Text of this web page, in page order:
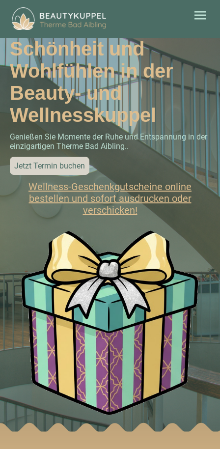
Schönheit und
Wohlfühlen in der
Beauty- und
Wellnesskuppel
Genießen Sie Momente der Ruhe und Entspannung in der
einzigartigen Therme Bad Aibling..
Jetzt Termin buchen
Wellness-Geschenkgutscheine online
bestellen und sofort ausdrucken oder
verschicken!